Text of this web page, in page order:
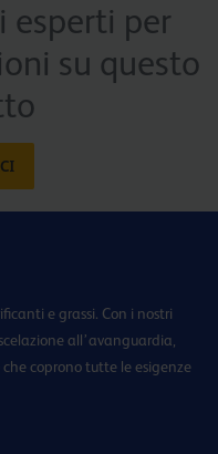
esperti per
su questo
e grassi. Con i nostri
all’avanguardia,
coprono tutte le esigenze